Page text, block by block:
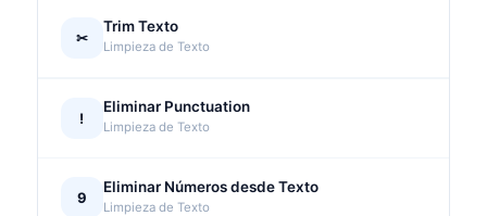
✂
Trim Texto
Limpieza de Texto
!
Eliminar Punctuation
Limpieza de Texto
9
Eliminar Números desde Texto
Limpieza de Texto